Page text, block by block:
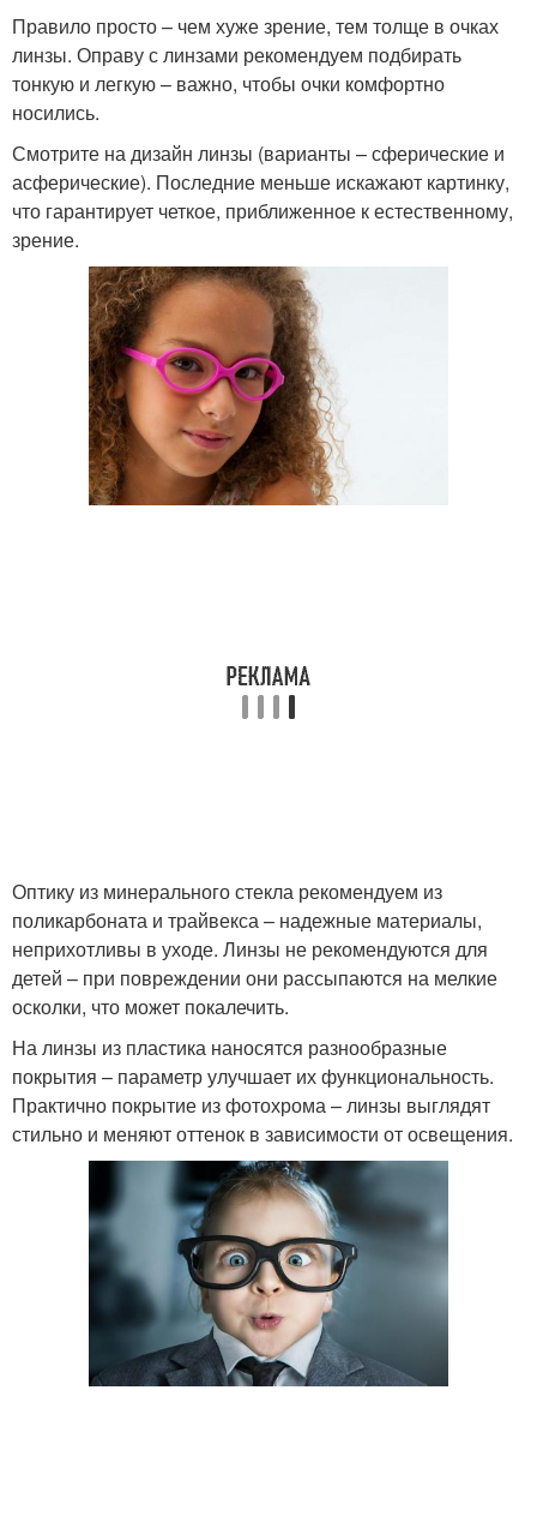
Правило просто – чем хуже зрение, тем толще в очках
линзы. Оправу с линзами рекомендуем подбирать
тонкую и легкую – важно, чтобы очки комфортно
носились.
Смотрите на дизайн линзы (варианты – сферические и
асферические). Последние меньше искажают картинку,
что гарантирует четкое, приближенное к естественному,
зрение.
Оптику из минерального стекла рекомендуем из
поликарбоната и трайвекса – надежные материалы,
неприхотливы в уходе. Линзы не рекомендуются для
детей – при повреждении они рассыпаются на мелкие
осколки, что может покалечить.
На линзы из пластика наносятся разнообразные
покрытия – параметр улучшает их функциональность.
Практично покрытие из фотохрома – линзы выглядят
стильно и меняют оттенок в зависимости от освещения.